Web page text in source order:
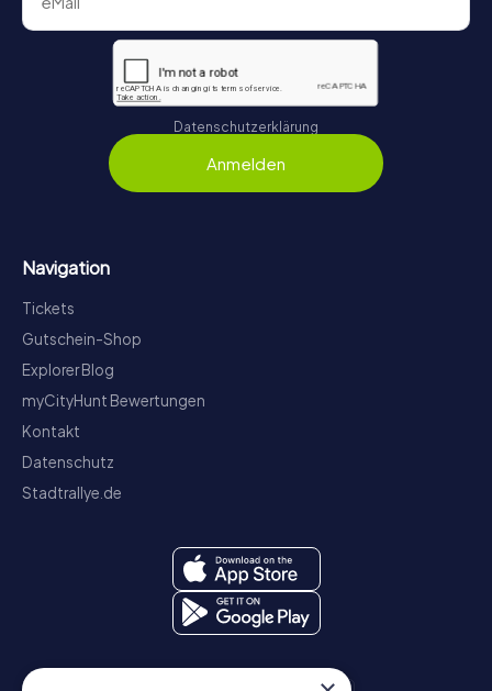
Datenschutzerklärung
Anmelden
Navigation
Tickets
Gutschein-Shop
Explorer Blog
myCityHunt Bewertungen
Kontakt
Datenschutz
Stadtrallye.de